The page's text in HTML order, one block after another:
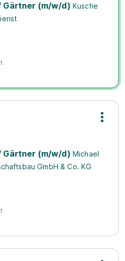
(m/w/d) Kusche
(m/w/d) Michael
GmbH & Co. KG